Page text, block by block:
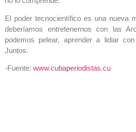
El poder tecnocientífico es una nueva
deberíamos entretenernos con las
podemos pelear, aprender a lidiar
Juntos.
-Fuente: www.cubaperiodistas.cu